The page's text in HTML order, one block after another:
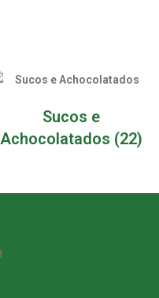
Sucos e
Achocolatados (22)